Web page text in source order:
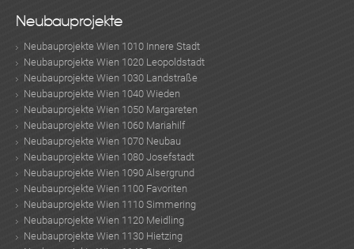
Neubauprojekte
Neubauprojekte Wien 1010 Innere Stadt
Neubauprojekte Wien 1020 Leopoldstadt
Neubauprojekte Wien 1030 Landstraße
Neubauprojekte Wien 1040 Wieden
Neubauprojekte Wien 1050 Margareten
Neubauprojekte Wien 1060 Mariahilf
Neubauprojekte Wien 1070 Neubau
Neubauprojekte Wien 1080 Josefstadt
Neubauprojekte Wien 1090 Alsergrund
Neubauprojekte Wien 1100 Favoriten
Neubauprojekte Wien 1110 Simmering
Neubauprojekte Wien 1120 Meidling
Neubauprojekte Wien 1130 Hietzing